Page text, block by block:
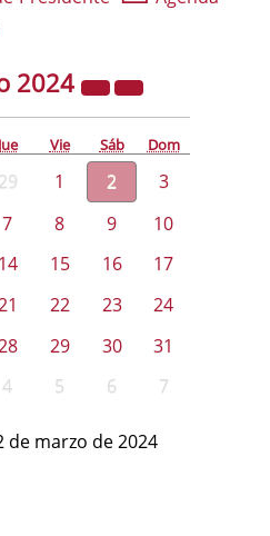
2024
Jue Vie Sáb Dom
29 1 2
3
7 8 9
10
14 15 16
17
22 23
24
29 30
31
4 5 6 7
de marzo de 2024